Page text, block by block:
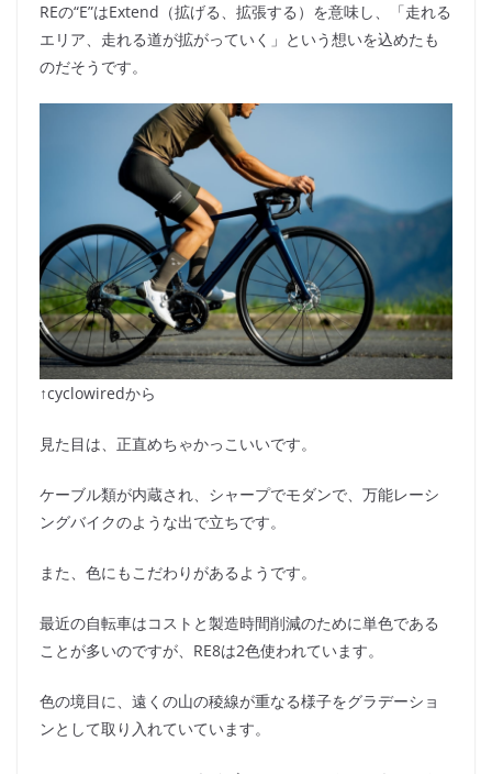
REの“E”はExtend（拡げる、拡張する）を意味し、「走れる
エリア、走れる道が拡がっていく」という想いを込めたも
のだそうです。
↑cyclowiredから
見た目は、正直めちゃかっこいいです。
ケーブル類が内蔵され、シャープでモダンで、万能レーシ
ングバイクのような出で立ちです。
また、色にもこだわりがあるようです。
最近の自転車はコストと製造時間削減のために単色である
ことが多いのですが、RE8は2色使われています。
色の境目に、遠くの山の稜線が重なる様子をグラデーショ
ンとして取り入れていています。